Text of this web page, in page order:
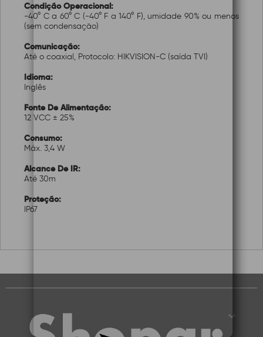
Condição Operacional:
-40° C a 60° C (-40° F a 140° F), umidade 90% ou menos
(sem condensação)
Comunicação:
Até o coaxial, Protocolo: HIKVISION-C (saída TVI)
Idioma:
Inglês
Fonte De Alimentação:
12 VCC ± 25%
Consumo:
Máx. 3,4 W
Alcance De IR:
Até 30m
Proteção:
IP67